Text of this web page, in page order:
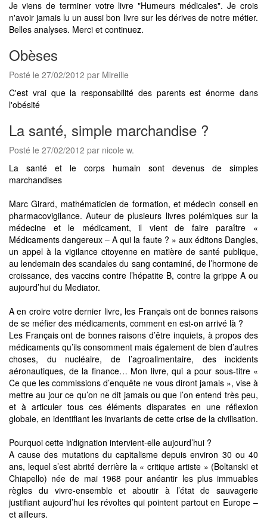
Je viens de terminer votre livre "Humeurs médicales". Je crois
n'avoir jamais lu un aussi bon livre sur les dérives de notre métier.
Belles analyses. Merci et continuez.
Obèses
Posté le 27/02/2012 par Mireille
C'est vrai que la responsabilité des parents est énorme dans
l'obésité
La santé, simple marchandise ?
Posté le 27/02/2012 par nicole w.
La santé et le corps humain sont devenus de simples
marchandises
Marc Girard, mathématicien de formation, et médecin conseil en
pharmacovigilance. Auteur de plusieurs livres polémiques sur la
médecine et le médicament, il vient de faire paraître «
Médicaments dangereux – A qui la faute ? » aux éditons Dangles,
un appel à la vigilance citoyenne en matière de santé publique,
au lendemain des scandales du sang contaminé, de l’hormone de
croissance, des vaccins contre l’hépatite B, contre la grippe A ou
aujourd’hui du Mediator.
A en croire votre dernier livre, les Français ont de bonnes raisons
de se méfier des médicaments, comment en est-on arrivé là ?
Les Français ont de bonnes raisons d’être inquiets, à propos des
médicaments qu’ils consomment mais également de bien d’autres
choses, du nucléaire, de l’agroalimentaire, des incidents
aéronautiques, de la finance… Mon livre, qui a pour sous-titre «
Ce que les commissions d’enquête ne vous diront jamais », vise à
mettre au jour ce qu’on ne dit jamais ou que l’on entend très peu,
et à articuler tous ces éléments disparates en une réflexion
globale, en identifiant les invariants de cette crise de la civilisation.
Pourquoi cette indignation intervient-elle aujourd’hui ?
A cause des mutations du capitalisme depuis environ 30 ou 40
ans, lequel s’est abrité derrière la « critique artiste » (Boltanski et
Chiapello) née de mai 1968 pour anéantir les plus immuables
règles du vivre-ensemble et aboutir à l’état de sauvagerie
justifiant aujourd’hui les révoltes qui pointent partout en Europe –
et ailleurs.